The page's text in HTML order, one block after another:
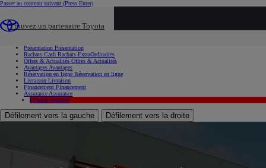
Passer au contenu suivant (Press Enter)
Trouvez un partenaire Toyota
Présentation Présentation
Rachats Cash Rachats ExtraOrdinaires
Offres & Actualités Offres & Actualités
Avantages Avantages
Réservation en ligne Réservation en ligne
Livraison Livraison
Financement Financement
Assurance Assurance
Hybride Hybride
Défilement vers la gauche Défilement vers la droite